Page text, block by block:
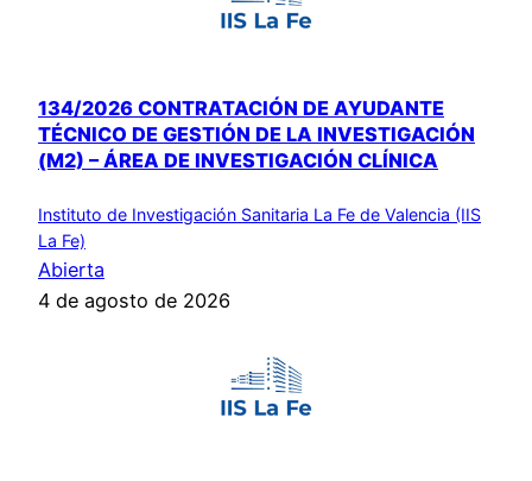
134/2026 CONTRATACIÓN DE AYUDANTE
TÉCNICO DE GESTIÓN DE LA INVESTIGACIÓN
(M2) – ÁREA DE INVESTIGACIÓN CLÍNICA
Instituto de Investigación Sanitaria La Fe de Valencia (IIS
La Fe)
Abierta
4 de agosto de 2026